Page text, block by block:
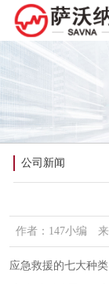
公司新闻
作者：147小编
应急救援的七大种类